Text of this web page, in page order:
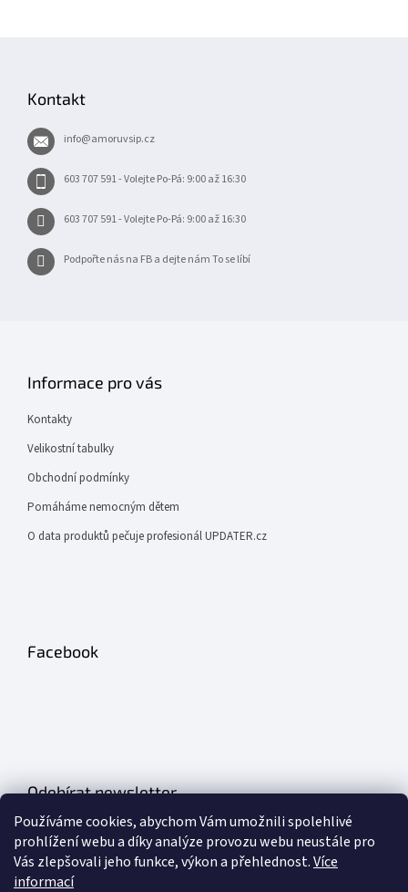
Používáme cookies, abychom Vám umožnili spolehlivé
prohlížení webu a díky analýze provozu webu neustále pro
Vás zlepšovali jeho funkce, výkon a přehlednost.Více
informací
Kontakt
info@amoruvsip.cz
603 707 591 - Volejte Po-Pá: 9:00 až 16:30
603 707 591 - Volejte Po-Pá: 9:00 až 16:30
Podpořte nás na FB a dejte nám To se líbí
Informace pro vás
Kontakty
Velikostní tabulky
Obchodní podmínky
Pomáháme nemocným dětem
O data produktů pečuje profesionál UPDATER.cz
Facebook
Odebírat newsletter
Vložte svůj e-mail a my vám budeme zasílat informace o nových
produktech na našem e-shopu.
E-mail